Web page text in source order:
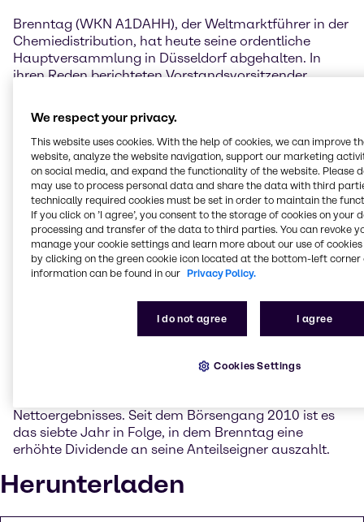
Brenntag (WKN A1DAHH), der Weltmarktführer in der
Chemiedistribution, hat heute seine ordentliche
Hauptversammlung in Düsseldorf abgehalten. In
ihren Reden berichteten Vorstandsvorsitzender
Anteilseignern über das Geschäftsjahr 2017, in dem
die beiden wichtigen Kennzahlen Rohertrag und
operatives EBITDA gegenüber dem Vorjahr gesteigert
werden konnten. Diese positive Entwicklung wurde
von einer breiten Basis getragen. Sowohl das
bestehende Geschäft als auch die getätigten Zukäufe
lieferten einen Beitrag. Besonders die Regionen
Nordamerika und Asien Pazifik zeigten erfreuliche
Ergebnisse mit gutem organischem Wachstum.
Bei einer Präsenzquote von über 75% folgte die
Beschlussvorschlägen von Vorstand und
Aufsichtsrat. So beschloss sie eine Dividende in Höhe
von 4,8% im Vergleich zum Vorjahr entspricht. Die
Nettoergebnisses. Seit dem Börsengang 2010 ist es
das siebte Jahr in Folge, in dem Brenntag eine
erhöhte Dividende an seine Anteilseigner auszahlt.
Herunterladen
We respect your privacy.
This website uses cookies. With the help of cookies, we can improve
website, analyze the website navigation, support our marketing
on social media, and expand the functionality of the website. Please
may use to process personal data and share the data with third
technically required cookies must be set in order to maintain the
If you click on ’I agree’, you consent to the storage of cookies on your
processing and transfer of the data to third parties. You can revoke
manage your cookie settings and learn more about our use of cookies
by clicking on the green cookie icon located at the bottom-left corner
information can be found in our Privacy Policy.
I do not agree I agree
Cookies Settings